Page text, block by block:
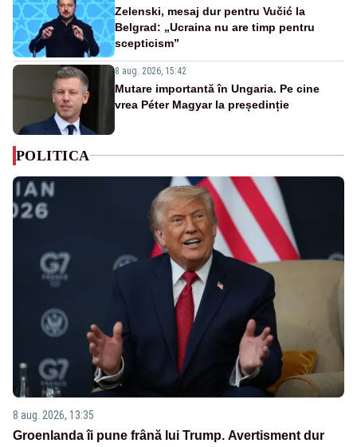
Zelenski, mesaj dur pentru Vučić la
Belgrad: „Ucraina nu are timp pentru
scepticism”
8 aug. 2026, 15:42
Mutare importantă în Ungaria. Pe cine
vrea Péter Magyar la președinție
POLITICA
8 aug. 2026, 13:35
Groenlanda îi pune frână lui Trump. Avertisment dur